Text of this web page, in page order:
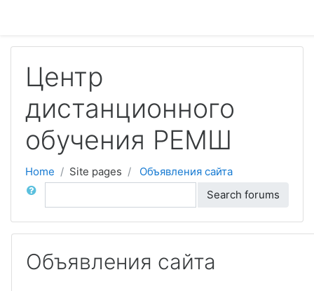
Центр
дистанционного
обучения РЕМШ
Home Site pages
Объявления сайта
Search
Search forums
Объявления сайта